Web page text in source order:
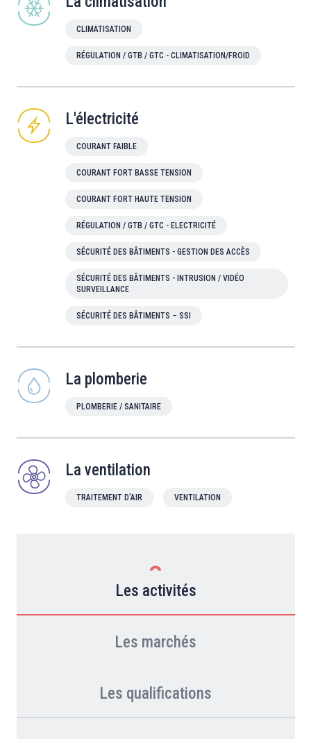
CLIMATISATION
RÉGULATION / GTB / GTC - CLIMATISATION/FROID
L'électricité
COURANT FAIBLE
COURANT FORT BASSE TENSION
COURANT FORT HAUTE TENSION
RÉGULATION / GTB / GTC - ELECTRICITÉ
SÉCURITÉ DES BÂTIMENTS - GESTION DES ACCÈS
SÉCURITÉ DES BÂTIMENTS - INTRUSION / VIDÉO
SURVEILLANCE
SÉCURITÉ DES BÂTIMENTS – SSI
La plomberie
PLOMBERIE / SANITAIRE
La ventilation
TRAITEMENT D'AIR VENTILATION
Les activités
Les marchés
Les qualifications